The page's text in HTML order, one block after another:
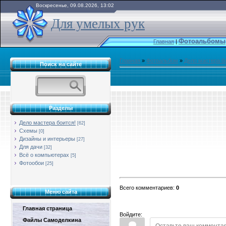
Воскресенье, 09.08.2026, 13:02
Для умелых рук
Главная|Фотоальбомы
Поиск на сайте
Разделы
Дело мастера боится! [62]
Схемы [0]
Дизайны и интерьеры [27]
Для дачи [32]
Всё о компьютерах [5]
Фотообои [25]
Меню сайта
Главная страница
Файлы Самоделкина
Главная » Фотоальбом » Дело мастера
Всего комментариев: 0
Войдите: